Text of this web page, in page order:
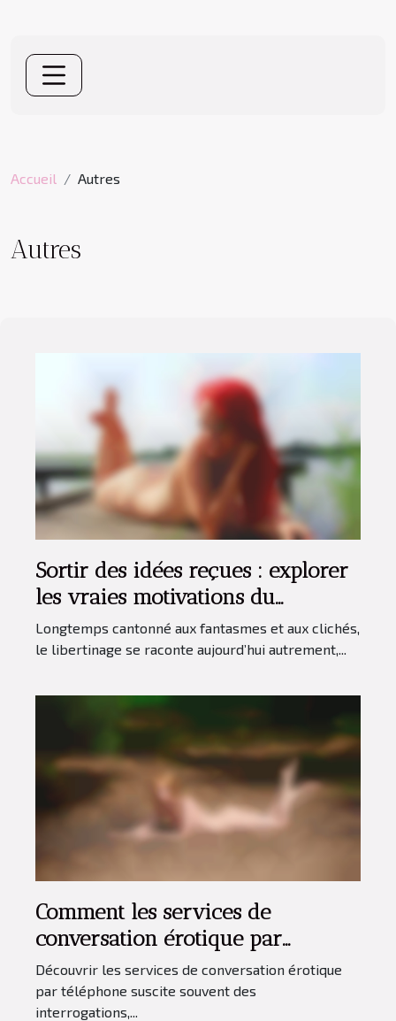
Accueil Autres
Autres
Sortir des idées reçues : explorer
les vraies motivations du
libertinage aujourd’hui
Longtemps cantonné aux fantasmes et aux clichés,
le libertinage se raconte aujourd’hui autrement,...
Comment les services de
conversation érotique par
téléphone préservent l'anonymat
?
Découvrir les services de conversation érotique
par téléphone suscite souvent des
interrogations,...